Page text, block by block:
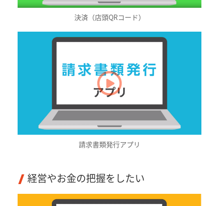
決済（店頭QRコード）
請求書類発行アプリ
経営やお金の把握をしたい